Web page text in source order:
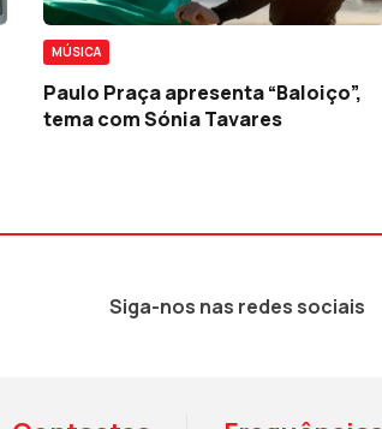
MÚSICA
Paulo Praça apresenta “Baloiço”,
tema com Sónia Tavares
Siga-nos nas redes sociais